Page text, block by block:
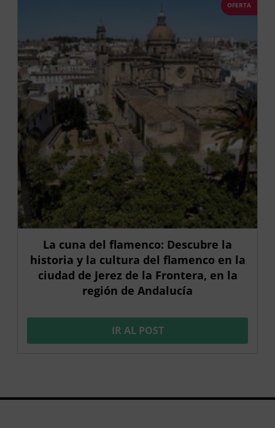
OFERTA
La cuna del flamenco: Descubre la
historia y la cultura del flamenco en la
ciudad de Jerez de la Frontera, en la
región de Andalucía
IR AL POST